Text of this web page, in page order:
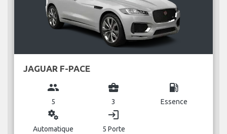
JAGUAR F-PACE
group
5
business_center
3
local_gas_station
Essence
miscellaneous_services
Automatique
login
5 Porte